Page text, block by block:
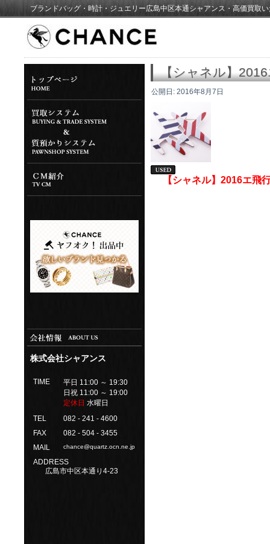
ブランドバッグ・時計・ジュエリー広島中区本通シャアンス・高価買取
株式会社シャアンス
TIME
平日 11:00 ～ 19:30
日祝 11:00 ～ 19:00
定休日 水曜日
TEL
082 - 241 - 4600
FAX
082 - 504 - 3455
MAIL
chance@quartz.ocn.ne.jp
ADDRESS
広島市中区本通り4-23
【シャネル】
公開日: 2016年8月7日
【シャネル】2016エ